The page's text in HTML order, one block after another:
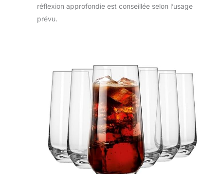
réflexion approfondie est conseillée selon l’usage
prévu.